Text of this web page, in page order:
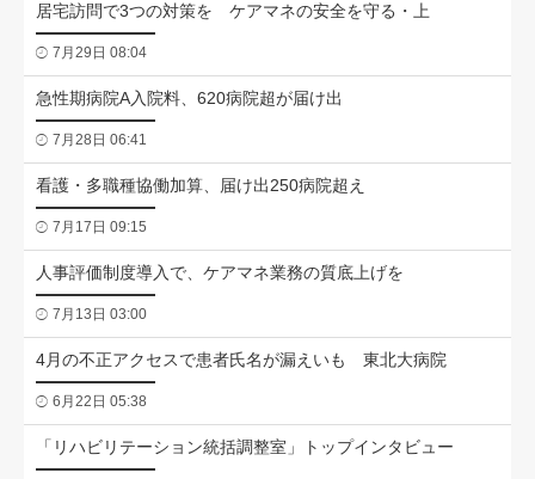
居宅訪問で3つの対策を ケアマネの安全を守る・上
7月29日 08:04
急性期病院A入院料、620病院超が届け出
7月28日 06:41
看護・多職種協働加算、届け出250病院超え
7月17日 09:15
人事評価制度導入で、ケアマネ業務の質底上げを
7月13日 03:00
4月の不正アクセスで患者氏名が漏えいも 東北大病院
6月22日 05:38
「リハビリテーション統括調整室」トップインタビュー